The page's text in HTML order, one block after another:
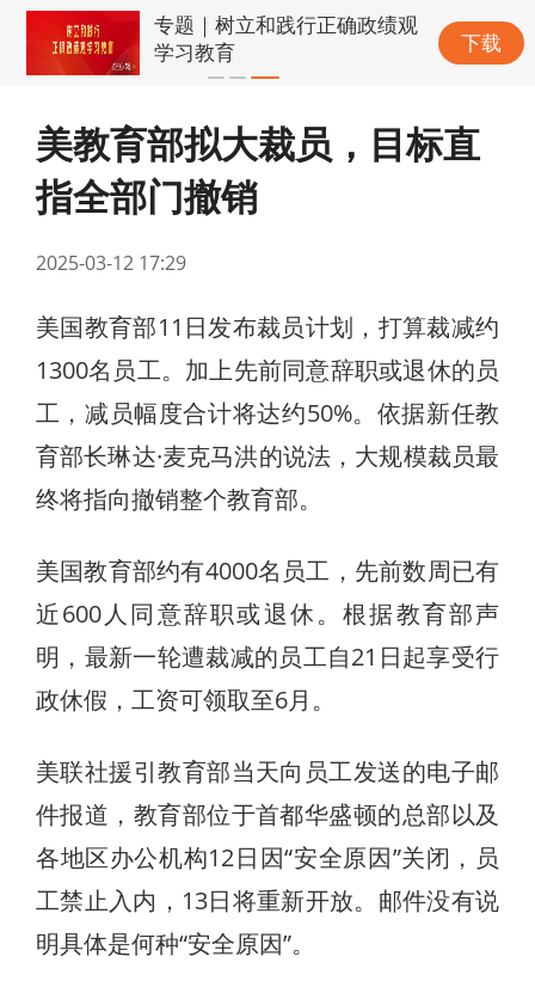
专题｜树立和践行正确政绩观
学习教育
下载
美教育部拟大裁员，目标直
指全部门撤销
2025-03-12 17:29
美国教育部11日发布裁员计划，打算裁减约
1300名员工。加上先前同意辞职或退休的员
工，减员幅度合计将达约50%。依据新任教
育部长琳达·麦克马洪的说法，大规模裁员最
终将指向撤销整个教育部。
美国教育部约有4000名员工，先前数周已有
近600人同意辞职或退休。根据教育部声
明，最新一轮遭裁减的员工自21日起享受行
政休假，工资可领取至6月。
美联社援引教育部当天向员工发送的电子邮
件报道，教育部位于首都华盛顿的总部以及
各地区办公机构12日因“安全原因”关闭，员
工禁止入内，13日将重新开放。邮件没有说
明具体是何种“安全原因”。